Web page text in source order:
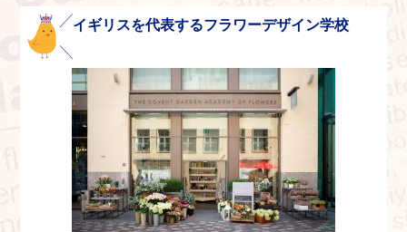
イギリスを代表するフラワーデザイン学校